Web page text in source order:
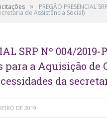
» PREGÃO PRESENCIAL
de Assistência Social)
SRP Nº 004/
para a Aquisição
da
DE 2019